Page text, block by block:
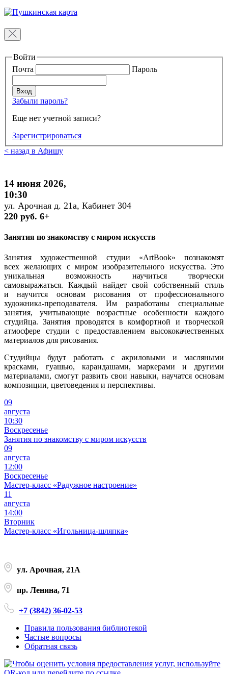
Войти
Почта
Пароль
Забыли пароль?
Еще нет учетной записи?
Зарегистрироваться
< назад в Афишу
14 июня 2026,
10:30
ул. Арочная д. 21а, Кабинет 304
220 руб. 6+
Занятия по знакомству с миром искусств
Занятия художественной студии «ArtBook» познакомят
всех желающих с миром изобразительного искусства. Это
уникальная возможность научиться творчески
самовыражаться. Каждый найдет свой собственный стиль
и научится основам рисования от профессионального
художника-преподавателя. Им разработаны специальные
занятия, учитывающие возрастные особенности каждого
студийца. Занятия проводятся в комфортной и творческой
атмосфере студии с предоставлением высококачественных
материалов для рисования.
Студийцы будут работать с акриловыми и масляными
красками, гуашью, карандашами, маркерами и другими
материалами, смогут развить свои навыки, научатся основам
композиции, цветоведения и перспективы.
09
августа
10:30
Воскресенье
Занятия по знакомству с миром искусств
09
августа
12:00
Воскресенье
Мастер-класс «Радужное настроение»
11
августа
14:00
Вторник
Мастер-класс «Игольница-шляпка»
ул. Арочная, 21А
пр. Ленина, 71
+7 (3842) 36-02-53
Правила пользования библиотекой
Частые вопросы
Обратная связь